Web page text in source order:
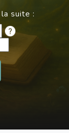
suite :